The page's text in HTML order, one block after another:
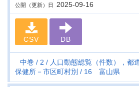
公開（更新）日 2025-09-16
CSV DB
中巻 2
人口動態総覧（件数），都
保健所－市区町村別
16 富山県